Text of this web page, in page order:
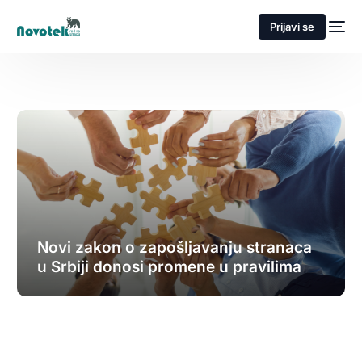
Prijavi se
Novi zakon o zapošljavanju stranaca
u Srbiji donosi promene u pravilima